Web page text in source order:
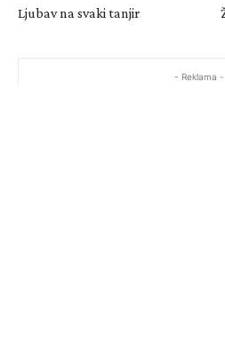
Ljubav na svaki tanjir
- Reklama -